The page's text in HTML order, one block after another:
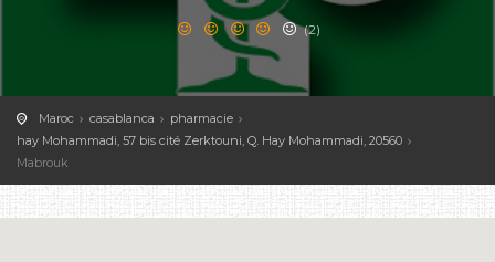
(2)
Maroc casablanca
pharmacie
hay Mohammadi, 57 bis cité Zerktouni, Q. Hay Mohammadi, 20560
Mabrouk